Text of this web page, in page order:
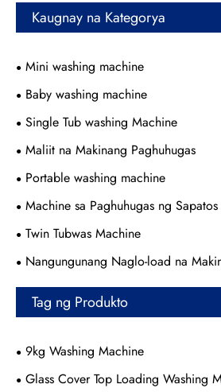
Kaugnay na Kategorya
Mini washing machine
Baby washing machine
Single Tub washing Machine
Maliit na Makinang Paghuhugas
Portable washing machine
Machine sa Paghuhugas ng Sapatos
Twin Tubwas Machine
Nangungunang Naglo-load na
Tag ng Produkto
9kg Washing Machine
Glass Cover Top Loading Washing